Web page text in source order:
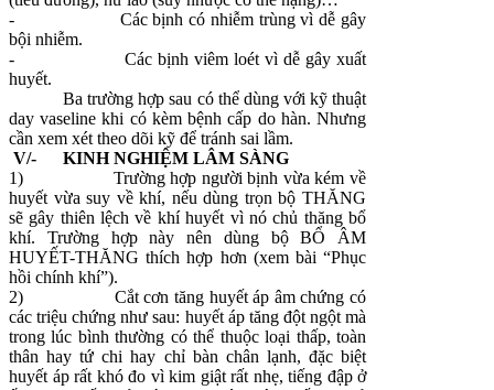
-
Các bịnh có nhiễm trùng vì dễ gây
bội nhiễm.
-
Các bịnh viêm loét vì dễ gây xuất
huyết.
Ba trường hợp sau có thể dùng với kỹ thuật
day vaseline khi có kèm bệnh cấp do hàn. Nhưng
cần xem xét theo dõi kỹ để tránh sai lầm.
V/- KINH NGHIỆM LÂM SÀNG
1)
Trường hợp người bịnh vừa kém về
huyết vừa suy về khí, nếu dùng trọn bộ THĂNG
sẽ gây thiên lệch về khí huyết vì nó chủ thăng bổ
khí. Trường hợp này nên dùng bộ BỔ ÂM
HUYẾT-THĂNG thích hợp hơn (xem bài “Phục
hồi chính khí”).
2)
Cắt cơn tăng huyết áp âm chứng có
các triệu chứng như sau: huyết áp tăng đột ngột mà
trong lúc bình thường có thể thuộc loại thấp, toàn
thân hay tứ chi hay chỉ bàn chân lạnh, đặc biệt
huyết áp rất khó đo vì kim giật rất nhẹ, tiếng đập ở